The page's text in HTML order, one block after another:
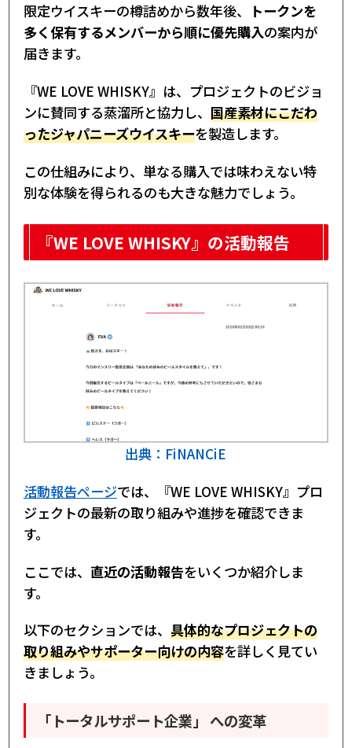
限定ウイスキーの樽詰めから数年後、
トークンを
多く保有するメンバーから順に優先購入の案内が
届きます。
『WE LOVE WHISKY』は、プロジェクトのビジョ
ンに賛同する蒸溜所と協力し、 国産素材にこだわ
ったジャパニーズウイスキーを製造します。
この仕組みにより、単なる購入では味わえない特
別な体験を得られるのも大きな魅力でしょう。
『WE LOVE WHISKY』の活動報告
出典：FiNANCiE
活動報告ページでは、『WE LOVE WHISKY』プロ
ジェクトの最新の取り組みや進捗を確認できま
す。
ここでは、 直近の活動報告をいくつか紹介しま
す。
以下のセクションでは、 具体的なプロジェクトの
取り組みやサポーター向けの内容を詳しく見てい
きましょう。
「トータルサポート企業」 への変革